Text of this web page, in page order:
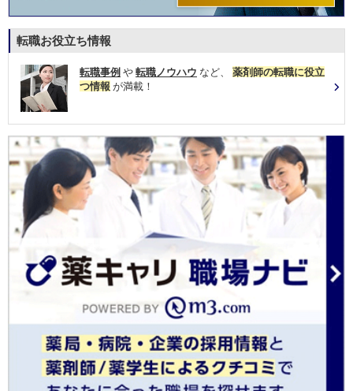
転職お役立ち情報
転職事例 や 転職ノウハウ など、 薬剤師の転職に役立
つ情報 が満載！